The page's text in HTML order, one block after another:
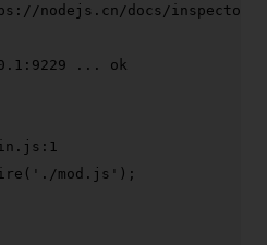
nodejs.cn/docs/inspector
... ok
'./mod.js' );